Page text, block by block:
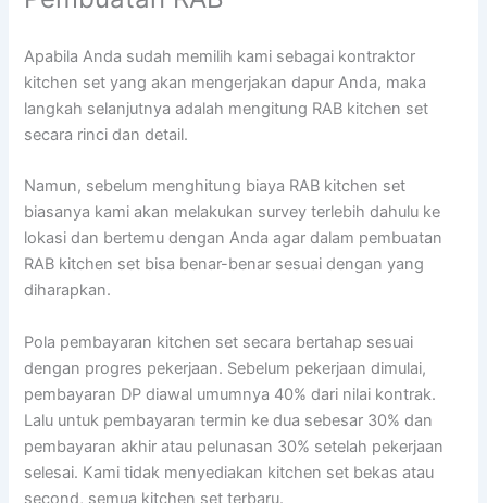
Apabila Anda sudah memilih kami sebagai kontraktor
kitchen set yang akan mengerjakan dapur Anda, maka
langkah selanjutnya adalah mengitung RAB kitchen set
secara rinci dan detail.
Namun, sebelum menghitung biaya RAB kitchen set
biasanya kami akan melakukan survey terlebih dahulu ke
lokasi dan bertemu dengan Anda agar dalam pembuatan
RAB kitchen set bisa benar-benar sesuai dengan yang
diharapkan.
Pola pembayaran kitchen set secara bertahap sesuai
dengan progres pekerjaan. Sebelum pekerjaan dimulai,
pembayaran DP diawal umumnya 40% dari nilai kontrak.
Lalu untuk pembayaran termin ke dua sebesar 30% dan
pembayaran akhir atau pelunasan 30% setelah pekerjaan
selesai. Kami tidak menyediakan kitchen set bekas atau
second, semua kitchen set terbaru.